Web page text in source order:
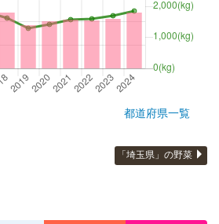
都道府県一覧
「埼玉県」の野菜